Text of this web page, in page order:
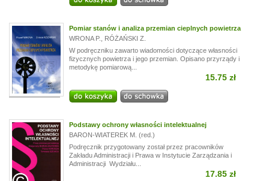
Pomiar stanów i analiza przemian cieplnych powietrza
WRONA P.
RÓŻAŃSKI Z.
W podręczniku zawarto wiadomości dotyczące własności
fizycznych powietrza i jego przemian. Opisano przyrządy i
metodykę pomiarową...
15.75 zł
Podstawy ochrony własności intelektualnej
BARON-WIATEREK M. (red.)
Podręcznik przygotowany został przez pracowników
Zakładu Administracji i Prawa w Instytucie Zarządzania i
Administracji Wydziału...
17.85 zł